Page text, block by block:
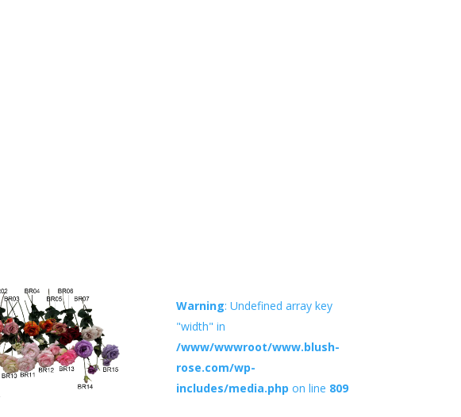
Warning: Undefined array key
"width" in
/www/wwwroot/www.blush-
rose.com/wp-
includes/media.php on line 809